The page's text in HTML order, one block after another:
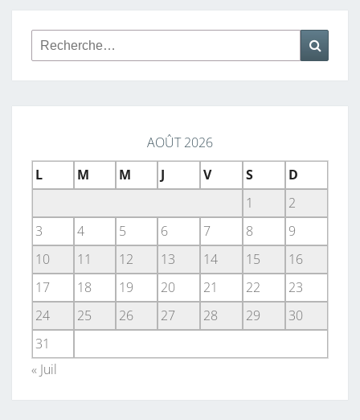
Rechercher :
AOÛT 2026
L
M M J V S
D
1
2
3
4 5 6 7 8
9
10
11 12 13 14 15
16
17
18 19 20 21 22
23
24
25 26 27 28 29
30
31
« Juil